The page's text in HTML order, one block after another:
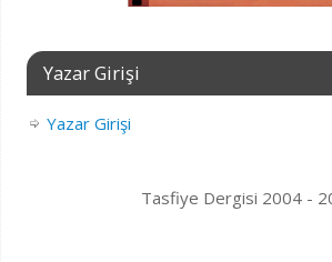
Yazar Girişi
Yazar Girişi
Tasfiye Dergisi 2004 -